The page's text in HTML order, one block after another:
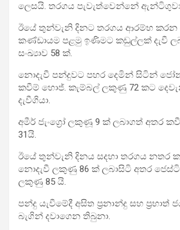
ලෙසයි. තරගය පැවැත්වෙන්නේ ඇන්ටිගුවා
ඊයේ තුන්වැනි දිනට තරගය ආරම්භ
කණ්ඩායම පළමු ඉණිමට කඩුල්ලක් දැවී
සංඛ්‍යාව 58 ක්.
නොදැවී පන්දුවට පහර දෙමින් සිටින්
කවීම් හොජ්. කැම්බල් ලකුණු 72 කට
දැවීගියා.
අමීර් ජැංග්‍රෝ ලකුණූ 9 ක් ලබාගත් අතර
31යි.
ඊයේ තුන්වැනි දිනය සදහා තරගය නතර
නොදැවී ලකුණු 86 ක් ලබාසිටි අතර
ලකුණු 85 යි.
පන්දු යැවීමේදී අසිත ප්‍රනාන්දු සහ ප්‍රභාත්
බැගින් දවාගෙන තිබුනා.